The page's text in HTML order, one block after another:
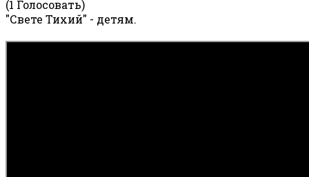
(1 Голосовать)
"Свете Тихий" - детям.